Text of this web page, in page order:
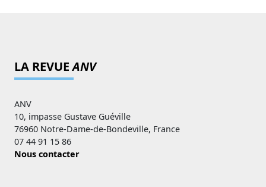
LA REVUEANV
ANV
10, impasse Gustave Guéville
76960 Notre-Dame-de-Bondeville, France
07 44 91 15 86
Nous contacter